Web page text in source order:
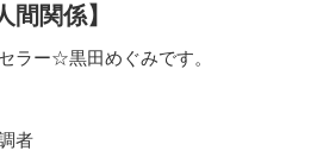
間関係】
ラー☆黒田めぐみです。
者